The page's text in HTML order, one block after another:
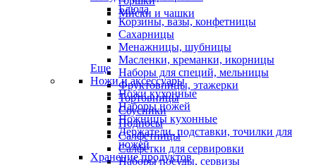
Миски и чашки
Блюда
Корзины, вазы, конфетницы
Сахарницы
Менажницы, шубницы
Масленки, креманки, икорницы
Наборы для специй, мельницы
Фруктовницы, этажерки
Тортовницы
Соусники
Подносы
Салфетницы
Салфетки для сервировки
Наборы посуды, сервизы
Еще
Ножи и аксессуары
Ножи кухонные
Наборы ножей
Ножницы кухонные
Держатели, подставки, точилки для
ножей
Хранение продуктов